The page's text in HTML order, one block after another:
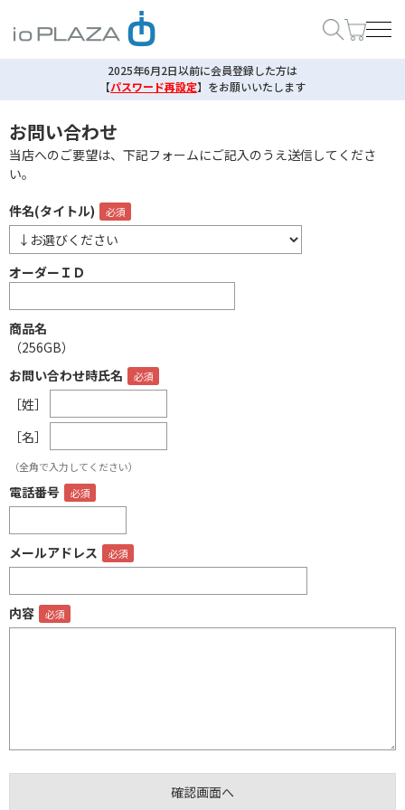
2025年6月2日以前に会員登録した方は
【パスワード再設定】 をお願いいたします
お問い合わせ
当店へのご要望は、下記フォームにご記入のうえ送信してくださ
い。
件名(タイトル)
オーダーＩＤ
商品名
（256GB）
お問い合わせ時氏名
［姓］
［名］
（全角で入力してください）
電話番号
メールアドレス
内容